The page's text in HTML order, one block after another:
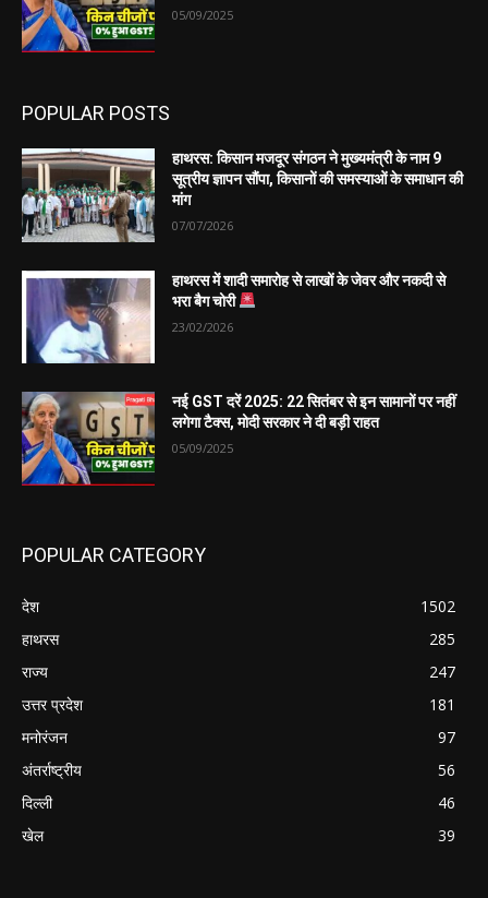
05/09/2025
POPULAR POSTS
हाथरस: किसान मजदूर संगठन ने मुख्यमंत्री के नाम 9
सूत्रीय ज्ञापन सौंपा, किसानों की समस्याओं के समाधान की
मांग
07/07/2026
हाथरस में शादी समारोह से लाखों के जेवर और नकदी से
भरा बैग चोरी
23/02/2026
नई GST दरें 2025: 22 सितंबर से इन सामानों पर नहीं
लगेगा टैक्स, मोदी सरकार ने दी बड़ी राहत
05/09/2025
POPULAR CATEGORY
देश
1502
हाथरस
285
राज्य
247
उत्तर प्रदेश
181
मनोरंजन
97
अंतर्राष्ट्रीय
56
दिल्ली
46
खेल
39